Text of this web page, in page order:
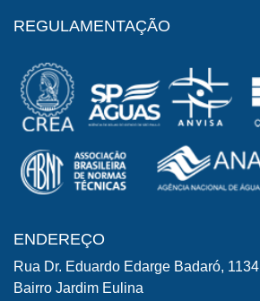
REGULAMENTAÇÃO
ENDEREÇO
Rua Dr. Eduardo Edarge Badaró, 1134
Bairro Jardim Eulina